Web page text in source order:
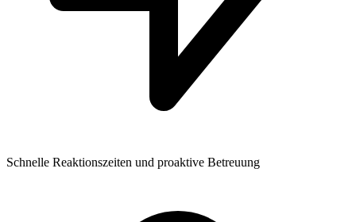
Schnelle Reaktionszeiten und proaktive Betreuung